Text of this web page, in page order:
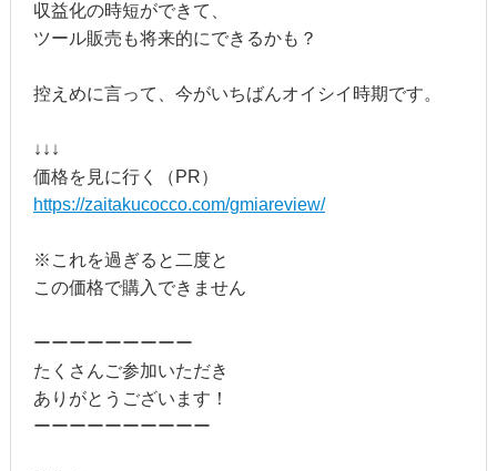
収益化の時短ができて、
ツール販売も将来的にできるかも？
控えめに言って、今がいちばんオイシイ時期です。
↓↓↓
価格を見に行く（PR）
https://zaitakucocco.com/gmiareview/
※これを過ぎると二度と
この価格で購入できません
ーーーーーーーーー
たくさんご参加いただき
ありがとうございます！
ーーーーーーーーーー